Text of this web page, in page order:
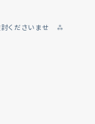
討くださいませ ⁂